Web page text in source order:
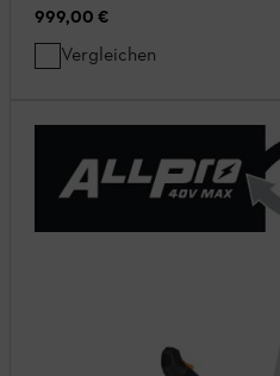
999,00 €
Vergleichen